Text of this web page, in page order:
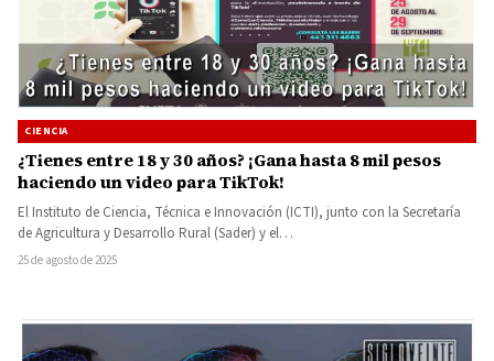
CIENCIA
¿Tienes entre 18 y 30 años? ¡Gana hasta 8 mil pesos
haciendo un video para TikTok!
El Instituto de Ciencia, Técnica e Innovación (ICTI), junto con la Secretaría
de Agricultura y Desarrollo Rural (Sader) y el…
25 de agosto de 2025